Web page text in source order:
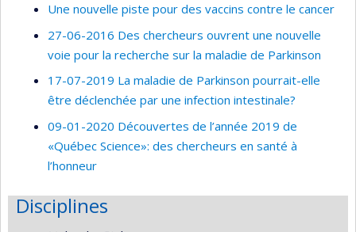
Une nouvelle piste pour des vaccins contre le cancer
27-06-2016 Des chercheurs ouvrent une nouvelle
voie pour la recherche sur la maladie de Parkinson
17-07-2019 La maladie de Parkinson pourrait-elle
être déclenchée par une infection intestinale?
09-01-2020 Découvertes de l’année 2019 de
«Québec Science»: des chercheurs en santé à
l’honneur
Disciplines